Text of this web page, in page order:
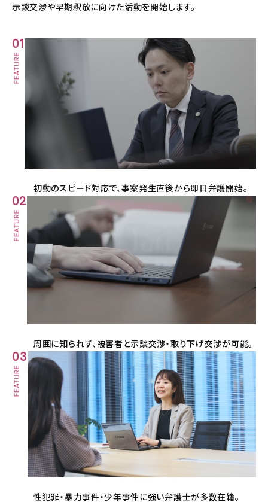
示談交渉や早期釈放に向けた活動を開始します。
01
初動のスピード対応で、事案発生直後から即日弁護開始。
02
周囲に知られず、被害者と示談交渉・取り下げ交渉が可能。
03
性犯罪・暴力事件・少年事件に強い弁護士が多数在籍。